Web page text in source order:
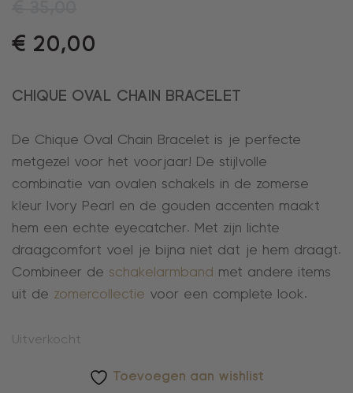
€ 20,00
CHIQUE OVAL CHAIN BRACELET
De Chique Oval Chain Bracelet is je perfecte
metgezel voor het voorjaar! De stijlvolle
combinatie van ovalen schakels in de zomerse
kleur Ivory Pearl en de gouden accenten maakt
hem een echte eyecatcher. Met zijn lichte
draagcomfort voel je bijna niet dat je hem draagt.
Combineer de schakelarmband met andere items
uit de zomercollectie voor een complete look.
Uitverkocht
Toevoegen aan wishlist